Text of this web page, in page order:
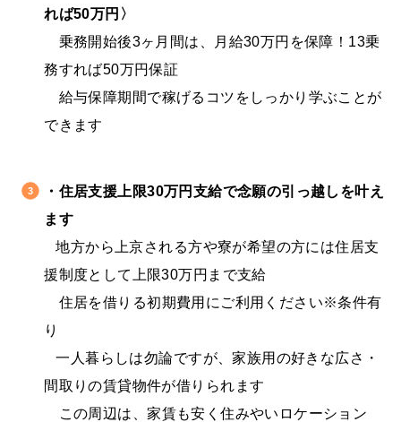
れば50万円 〉
乗務開始後3ヶ月間は、月給30万円を保障！13乗
務すれば50万円保証
給与保障期間で稼げるコツをしっかり学ぶことが
できます
・ 住居支援上限30万円支給で念願の引っ越しを叶え
ます
地方から上京される方や寮が希望の方には住居支
援制度として上限30万円まで支給
住居を借りる初期費用にご利用ください※条件有
り
一人暮らしは勿論ですが、家族用の好きな広さ・
間取りの賃貸物件が借りられます
この周辺は、家賃も安く住みやいロケーション